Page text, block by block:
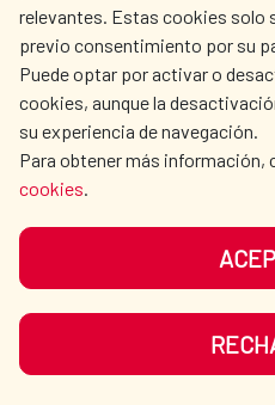
relevantes. Estas cookies solo
previo consentimiento por su
Puede optar por activar o
cookies, aunque la
su experiencia de navegación.
Para obtener más información,
cookies.
OUR SOCIAL MEDIA